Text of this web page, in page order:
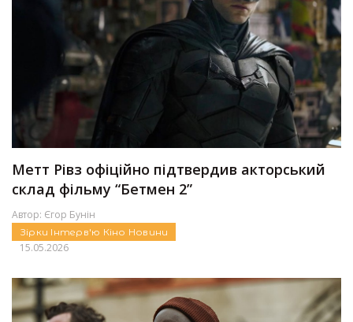
Метт Рівз офіційно підтвердив акторський
склад фільму “Бетмен 2”
Автор: Єгор Бунін
Зірки Інтерв'ю Кіно Новини
15.05.2026